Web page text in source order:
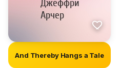
And Thereby Hangs a Tale